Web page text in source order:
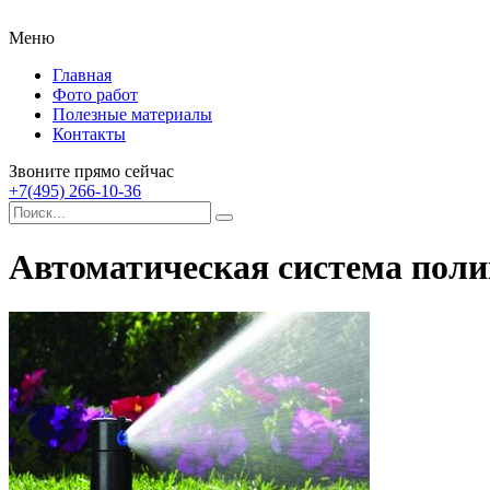
Меню
Главная
Фото работ
Полезные материалы
Контакты
Звоните прямо сейчас
+7(495) 266-10-36
Автоматическая система